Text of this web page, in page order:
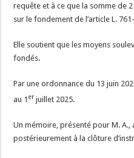
requête et à ce que la somme de
sur le fondement de l’article L.
Elle soutient que les moyens
fondés.
Par une ordonnance du 13 juin
au 1 er juillet 2025.
Un mémoire, présenté pour M. A.,
postérieurement à la clôture